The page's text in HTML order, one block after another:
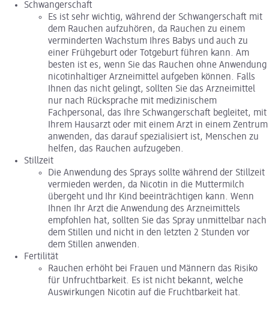
Schwangerschaft
Es ist sehr wichtig, während der Schwangerschaft mit
dem Rauchen aufzuhören, da Rauchen zu einem
verminderten Wachstum Ihres Babys und auch zu
einer Frühgeburt oder Totgeburt führen kann. Am
besten ist es, wenn Sie das Rauchen ohne Anwendung
nicotinhaltiger Arzneimittel aufgeben können. Falls
Ihnen das nicht gelingt, sollten Sie das Arzneimittel
nur nach Rücksprache mit medizinischem
Fachpersonal, das Ihre Schwangerschaft begleitet, mit
Ihrem Hausarzt oder mit einem Arzt in einem Zentrum
anwenden, das darauf spezialisiert ist, Menschen zu
helfen, das Rauchen aufzugeben.
Stillzeit
Die Anwendung des Sprays sollte während der Stillzeit
vermieden werden, da Nicotin in die Muttermilch
übergeht und Ihr Kind beeinträchtigen kann. Wenn
Ihnen Ihr Arzt die Anwendung des Arzneimittels
empfohlen hat, sollten Sie das Spray unmittelbar nach
dem Stillen und nicht in den letzten 2 Stunden vor
dem Stillen anwenden.
Fertilität
Rauchen erhöht bei Frauen und Männern das Risiko
für Unfruchtbarkeit. Es ist nicht bekannt, welche
Auswirkungen Nicotin auf die Fruchtbarkeit hat.